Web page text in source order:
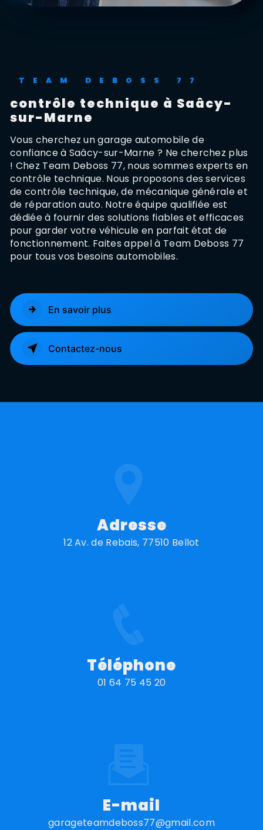
TEAM DEBOSS 77
contrôle technique à Saâcy-
sur-Marne
Vous cherchez un garage automobile de
confiance à Saâcy-sur-Marne ? Ne cherchez plus
! Chez Team Deboss 77, nous sommes experts en
contrôle technique. Nous proposons des services
de contrôle technique, de mécanique générale et
de réparation auto. Notre équipe qualifiée est
dédiée à fournir des solutions fiables et efficaces
pour garder votre véhicule en parfait état de
fonctionnement. Faites appel à Team Deboss 77
pour tous vos besoins automobiles.
En savoir plus
Contactez-nous
Adresse
12 Av. de Rebais, 77510 Bellot
Téléphone
01 64 75 45 20
E-mail
garageteamdeboss77@gmail.com